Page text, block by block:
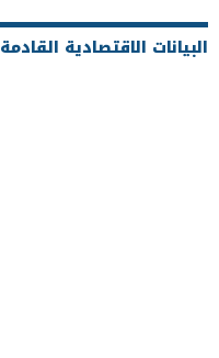
البيانات الاقتصادية القادمة